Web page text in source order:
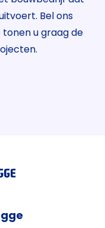
Bel ons
tonen u graag de